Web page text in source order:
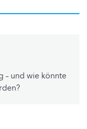
– und wie könnte